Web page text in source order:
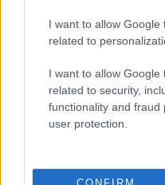
I want to allow Google
related to
I want to allow Google
related to security,
functionality and
user protection.
CONFIRM
Τα σχολιά σας